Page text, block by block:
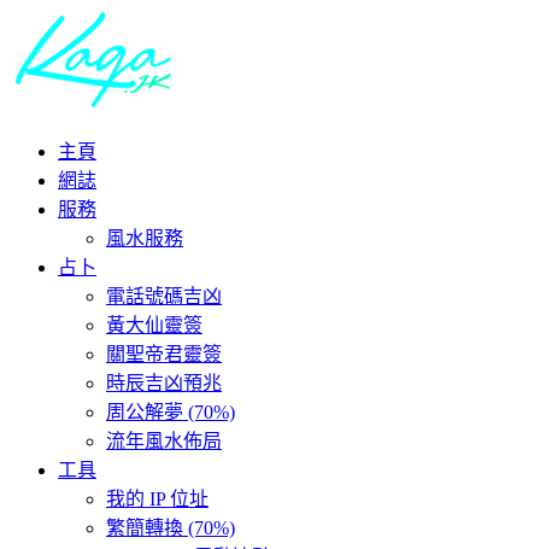
主頁
網誌
服務
風水服務
占卜
電話號碼吉凶
黃大仙靈簽
關聖帝君靈簽
時辰吉凶預兆
周公解夢 (70%)
流年風水佈局
工具
我的 IP 位址
繁簡轉換 (70%)